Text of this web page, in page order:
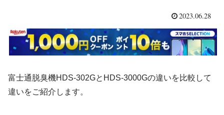
2023.06.28
富士通脱臭機HDS-302GとHDS-3000Gの違いを比較して
違いをご紹介します。